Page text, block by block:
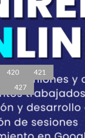
Página 423 de 448
420
421
427